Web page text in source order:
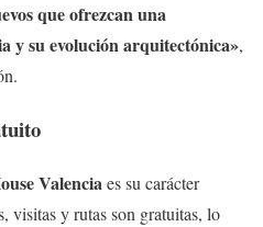
que ofrezcan una
y su evolución arquitectónica»,
Valenciaes su carácter
visitas y rutas son gratuitas, lo